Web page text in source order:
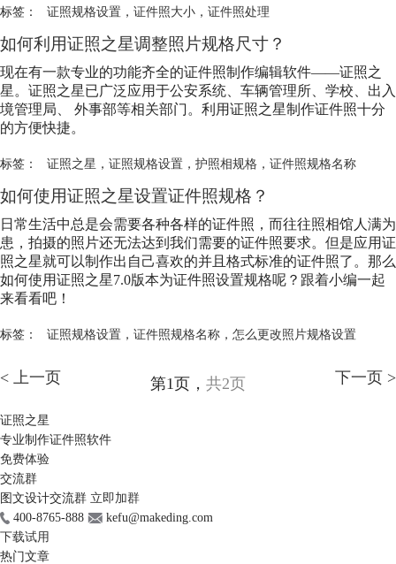
标签： 证照规格设置， 证件照大小， 证件照处理
如何利用证照之星调整照片规格尺寸？
现在有一款专业的功能齐全的证件照制作编辑软件——证照之
星。证照之星已广泛应用于公安系统、车辆管理所、学校、出入
境管理局、 外事部等相关部门。利用证照之星制作证件照十分
的方便快捷。
标签： 证照之星 ， 证照规格设置， 护照相规格， 证件照规格名称
如何使用证照之星设置证件照规格？
日常生活中总是会需要各种各样的证件照，而往往照相馆人满为
患，拍摄的照片还无法达到我们需要的证件照要求。但是应用证
照之星就可以制作出自己喜欢的并且格式标准的证件照了。那么
如何使用证照之星7.0版本为证件照设置规格呢？跟着小编一起
来看看吧！
标签： 证照规格设置， 证件照规格名称， 怎么更改照片规格设置
< 上一页 第1页， 共2页 下一页 >
证照之星
专业制作证件照软件
免费体验
交流群
图文设计交流群 立即加群
400-8765-888
kefu@makeding.com
下载试用
热门文章